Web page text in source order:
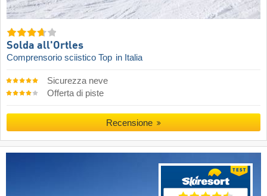
Solda all'Ortles
Comprensorio sciistico Top in Italia
Sicurezza neve
Offerta di piste
Recensione